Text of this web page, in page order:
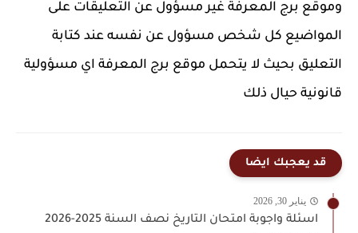
وموقع برج المعرفة غير مسؤول عن التعليقات على
المواضيع كل شخص مسؤول عن نفسه عند كتابة
التعليق بحيث لا يتحمل موقع برج المعرفة اي مسؤولية
قانونية حيال ذلك
قد يعجبك ايضا
يناير 30, 2026
اسئلة واجوبة امتحان التاريخ نصف السنة 2025-2026